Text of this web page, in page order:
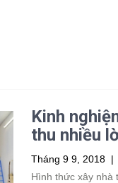
Kinh
thu nhiều
Tháng 9 9, 2018 |
Hình thức xây nhà